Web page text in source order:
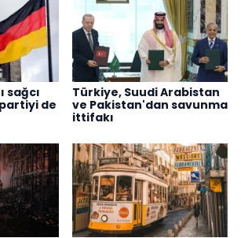
sağcı
de
Türkiye, Suudi Arabistan
ve Pakistan'dan savunma
ittifakı